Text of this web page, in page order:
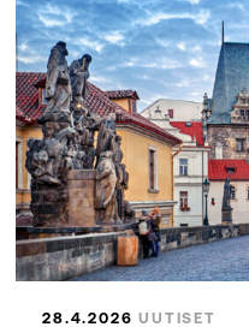
28.4.2026 UUTISET